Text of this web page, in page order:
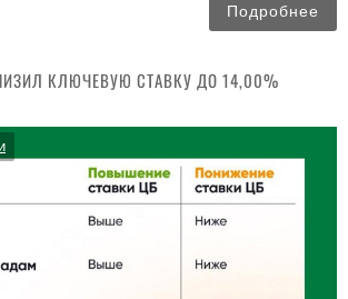
Подробнее
КЛЮЧЕВУЮ СТАВКУ ДО 14,00%